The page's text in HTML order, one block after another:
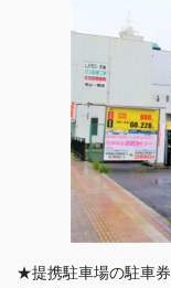
★提携駐車場の駐車